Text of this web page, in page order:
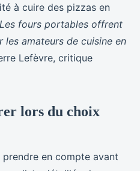
à cuire des pizzas en
fours portables offrent
amateurs de cuisine en
Lefèvre, critique
lors du choix
en compte avant